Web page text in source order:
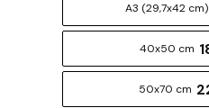
A3 (29,7x42 cm)
40x50 cm
50x70 cm